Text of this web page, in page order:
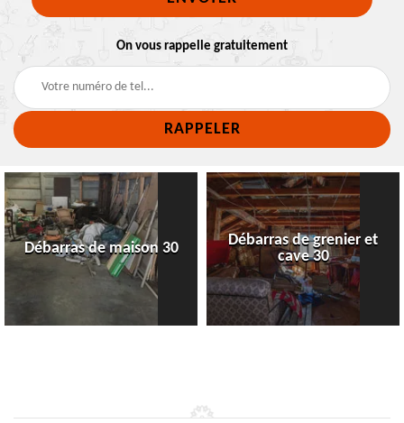
On vous rappelle gratuitement
Débarras de maison 30
Débarras de grenier et
cave 30